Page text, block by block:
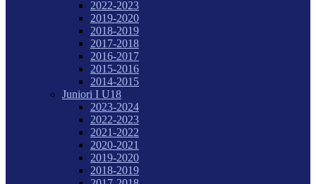
2022-2023
2019-2020
2018-2019
2017-2018
2016-2017
2015-2016
2014-2015
Juniori I U18
2023-2024
2022-2023
2021-2022
2020-2021
2019-2020
2018-2019